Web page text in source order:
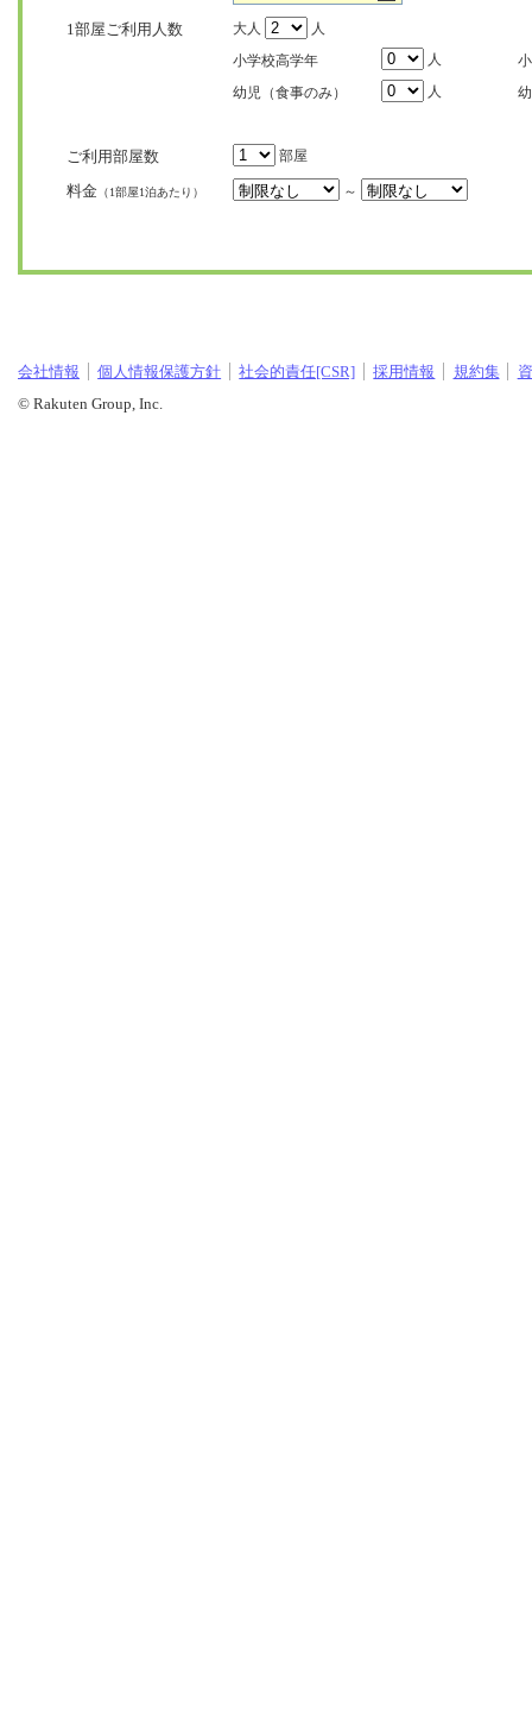
1部屋ご利用人数 大人
人
小学校高学年
人
幼児（食事のみ）
人
ご利用部屋数 部屋
料金 （1部屋1泊あたり） ～
会社情報 個人情報保護方針 社会的責任[CSR] 採用情報 規約集
© Rakuten Group, Inc.